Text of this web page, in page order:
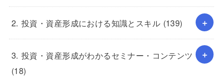
2. 投資・資産形成における知識とスキル (139)
3. 投資・資産形成がわかるセミナー・コンテンツ
(18)